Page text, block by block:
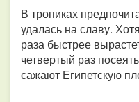
В тропиках
удалась на славу.
раза быстрее
четвертый раз
сажают Египетскую